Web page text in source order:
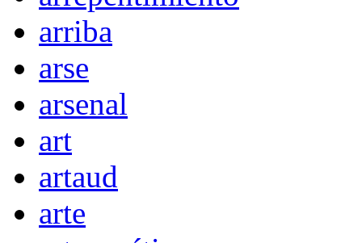
arriba
arse
arsenal
art
artaud
arte